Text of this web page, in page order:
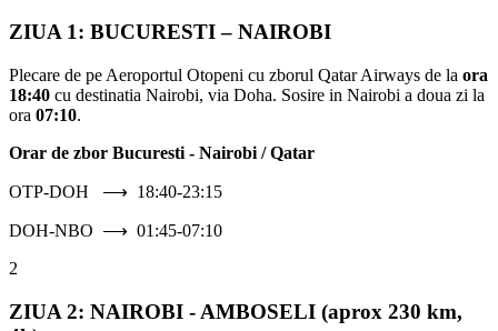
ZIUA 1: BUCURESTI – NAIROBI
Plecare de pe Aeroportul Otopeni cu zborul Qatar Airways de la ora
18:40 cu destinatia Nairobi, via Doha. Sosire in Nairobi a doua zi la
ora 07:10.
Orar de zbor Bucuresti - Nairobi / Qatar
OTP-DOH ⟶ 18:40-23:15
DOH-NBO ⟶ 01:45-07:10
2
ZIUA 2: NAIROBI - AMBOSELI (aprox 230 km,